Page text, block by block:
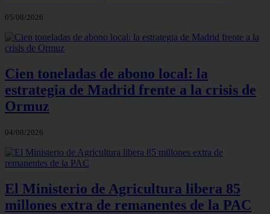
05/08/2026
Cien toneladas de abono local: la
estrategia de Madrid frente a la crisis de
Ormuz
04/08/2026
El Ministerio de Agricultura libera 85
millones extra de remanentes de la PAC